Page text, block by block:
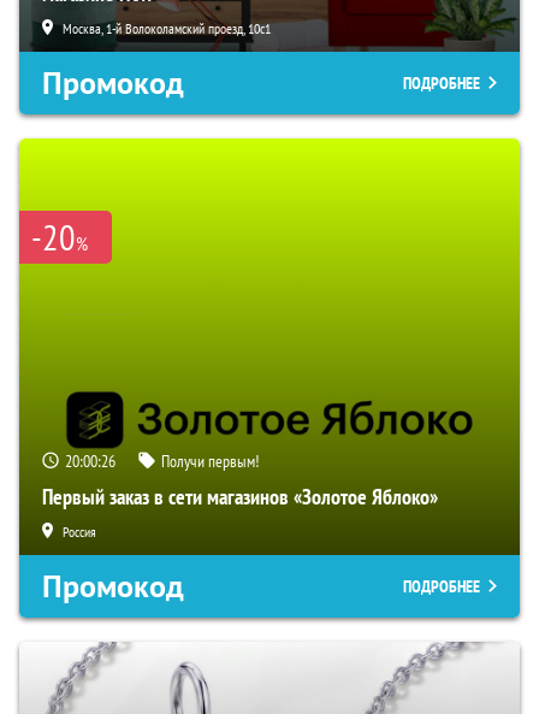
Москва, 1-й Волоколамский проезд, 10с1
Промокод ПОДРОБНЕЕ
-20%
20:00:25 Получи первым!
Первый заказ в сети магазинов «Золотое Яблоко»
Россия
Промокод ПОДРОБНЕЕ